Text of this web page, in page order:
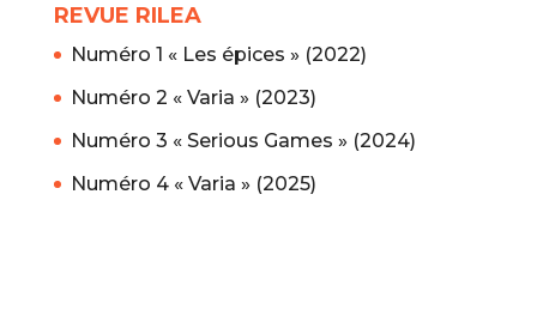
REVUE RILEA
Numéro 1 « Les épices » (2022)
Numéro 2 « Varia » (2023)
Numéro 3 « Serious Games » (2024)
Numéro 4 « Varia » (2025)